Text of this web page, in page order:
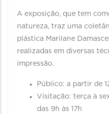
A exposição, que tem
natureza, traz uma
plástica Marilane
realizadas em diversas
impressão.
Público: a partir de
Visitação: terça à
das 9h às 17h